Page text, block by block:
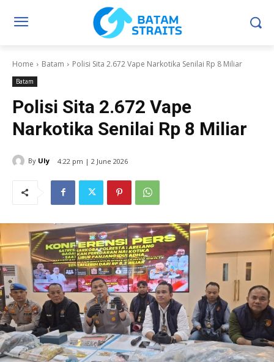
Home Batam Polisi Sita 2.672 Vape Narkotika Senilai Rp 8 Miliar
Batam
Polisi Sita 2.672 Vape
Narkotika Senilai Rp 8 Miliar
By Uly 4:22 pm | 2 June 2026